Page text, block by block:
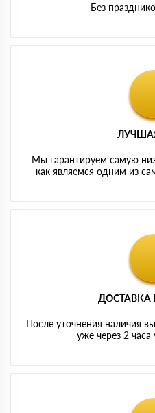
Без
Мы гарантируем самую
как являемся одним из
ДОСТАВКА
После уточнения наличия
уже через 2 часа